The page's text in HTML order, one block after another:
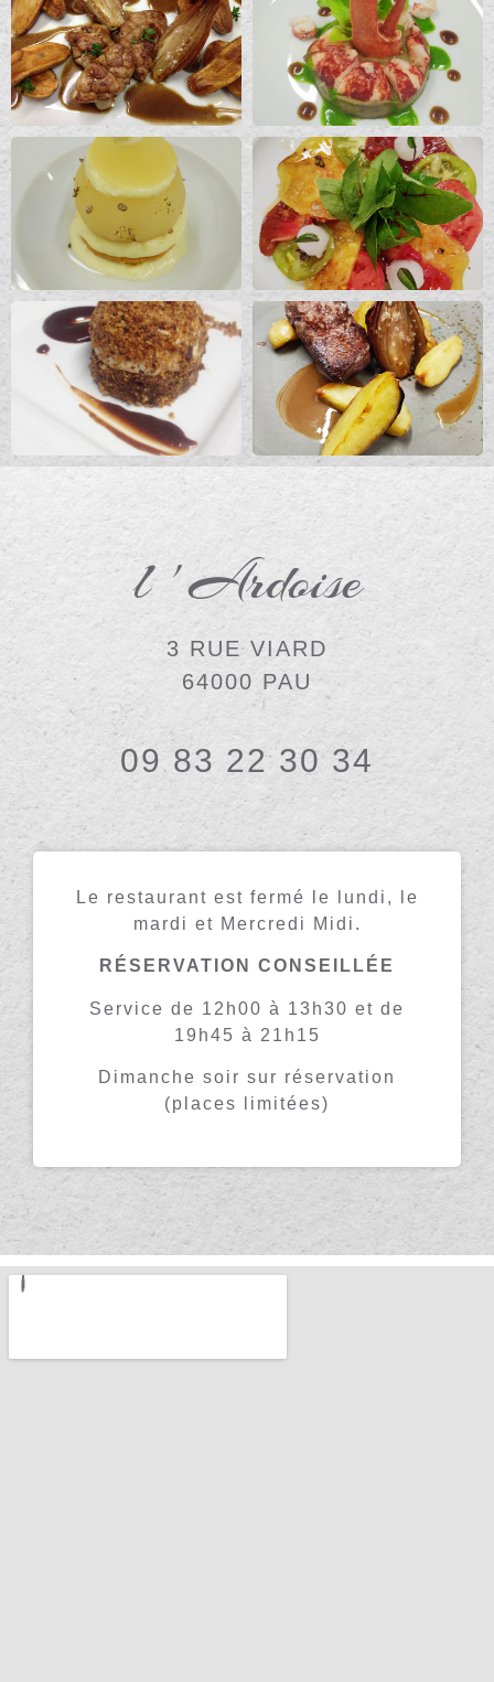
l ' Ardoise
3 RUE VIARD
64000 PAU
09 83 22 30 34
Le restaurant est fermé le lundi, le
mardi et Mercredi Midi.
RÉSERVATION CONSEILLÉE
Service de 12h00 à 13h30 et de
19h45 à 21h15
Dimanche soir sur réservation
(places limitées)